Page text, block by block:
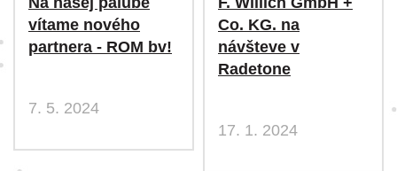
vítame nového
partnera - ROM bv!
7. 5. 2024
Co. KG. na
návšteve v
Radetone
17. 1. 2024